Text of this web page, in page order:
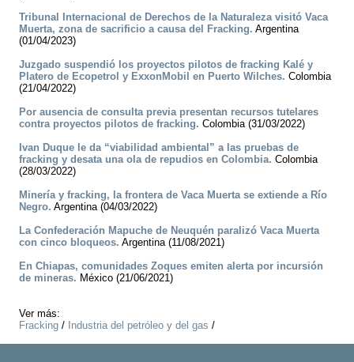
Tribunal Internacional de Derechos de la Naturaleza visitó Vaca
Muerta, zona de sacrificio a causa del Fracking. Argentina
(01/04/2023)
Juzgado suspendió los proyectos pilotos de fracking Kalé y
Platero de Ecopetrol y ExxonMobil en Puerto Wilches. Colombia
(21/04/2022)
Por ausencia de consulta previa presentan recursos tutelares
contra proyectos pilotos de fracking. Colombia (31/03/2022)
Ivan Duque le da “viabilidad ambiental” a las pruebas de
fracking y desata una ola de repudios en Colombia. Colombia
(28/03/2022)
Minería y fracking, la frontera de Vaca Muerta se extiende a Río
Negro. Argentina (04/03/2022)
La Confederación Mapuche de Neuquén paralizó Vaca Muerta
con cinco bloqueos. Argentina (11/08/2021)
En Chiapas, comunidades Zoques emiten alerta por incursión
de mineras. México (21/06/2021)
Ver más:
Fracking / Industria del petróleo y del gas /